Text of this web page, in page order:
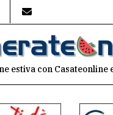
estiva con Casateonline